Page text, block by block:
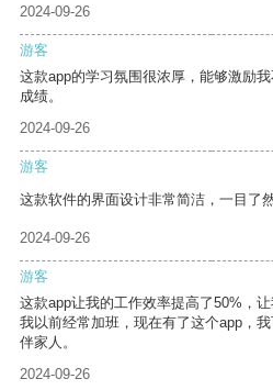
2024-09-26
游客
这款app的学习氛围很浓厚，能够激励
成绩。
2024-09-26
游客
这款软件的界面设计非常简洁，一目了然
2024-09-26
游客
这款app让我的工作效率提高了50%，
我以前经常加班，现在有了这个app，
伴家人。
2024-09-26